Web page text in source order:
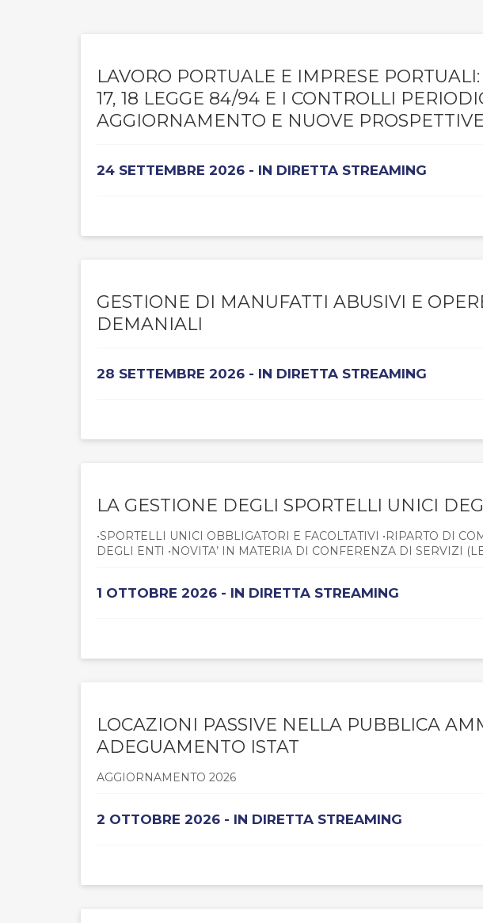
LAVORO PORTUALE E IMPRESE
17, 18 LEGGE 84/94 E I CONTROLLI
AGGIORNAMENTO E NUOVE PROSPETTIVE
24 SETTEMBRE 2026 - IN DIRETTA STREAMING
GESTIONE DI MANUFATTI ABUSIVI E
DEMANIALI
28 SETTEMBRE 2026 - IN DIRETTA STREAMING
LA GESTIONE DEGLI SPORTELLI UNICI
•SPORTELLI UNICI OBBLIGATORI E FACOLTATIVI •RIPARTO DI
DEGLI ENTI •NOVITA’ IN MATERIA DI CONFERENZA DI SERVIZI
1 OTTOBRE 2026 - IN DIRETTA STREAMING
LOCAZIONI PASSIVE NELLA PUBBLICA
ADEGUAMENTO ISTAT
AGGIORNAMENTO 2026
2 OTTOBRE 2026 - IN DIRETTA STREAMING